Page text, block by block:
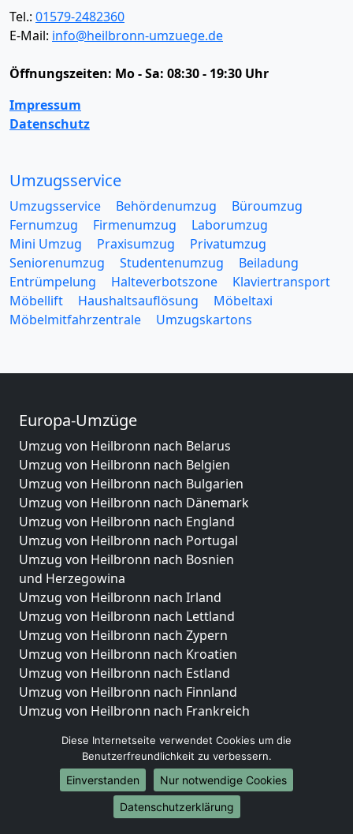
Tel.: 01579-2482360
E-Mail: info@heilbronn-umzuege.de
Öffnungszeiten: Mo - Sa: 08:30 - 19:30 Uhr
Impressum
Datenschutz
Umzugsservice
Umzugsservice Behördenumzug
Büroumzug
Fernumzug
Firmenumzug
Laborumzug
Mini Umzug
Praxisumzug
Privatumzug
Seniorenumzug
Studentenumzug
Beiladung
Entrümpelung
Halteverbotszone
Klaviertransport
Möbellift
Haushaltsauflösung
Möbeltaxi
Möbelmitfahrzentrale
Umzugskartons
Europa-Umzüge
Umzug von Heilbronn nach Belarus
Umzug von Heilbronn nach Belgien
Umzug von Heilbronn nach Bulgarien
Umzug von Heilbronn nach Dänemark
Umzug von Heilbronn nach England
Umzug von Heilbronn nach Portugal
Umzug von Heilbronn nach Bosnien
und Herzegowina
Umzug von Heilbronn nach Irland
Umzug von Heilbronn nach Lettland
Umzug von Heilbronn nach Zypern
Umzug von Heilbronn nach Kroatien
Umzug von Heilbronn nach Estland
Umzug von Heilbronn nach Finnland
Umzug von Heilbronn nach Frankreich
Umzug von Heilbronn nach Italien
Umzug von Heilbronn nach Liechtenstein
Umzug von Heilbronn nach Luxemburg
Umzug von Heilbronn nach Niederlande
Umzug von Heilbronn nach Norwegen
Diese Internetseite verwendet Cookies um die
Benutzerfreundlichkeit zu verbessern.
Einverstanden
Nur notwendige Cookies
Datenschutzerklärung